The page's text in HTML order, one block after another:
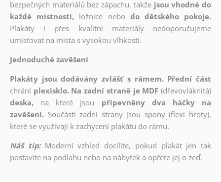
bezpečných materiálů bez zápachu, takže jsou vhodné do
každé místnosti, ložnice nebo do dětského pokoje.
Plakáty i přes kvalitní materiály nedoporučujeme
umisťovat na místa s vysokou vlhkostí.
Jednoduché zavěšení
Plakáty jsou dodávány zvlášť s rámem. Přední část
chrání plexisklo. Na zadní straně je MDF (dřevovláknitá)
deska,
na které jsou
připevněny dva háčky na
zavěšení. Součástí zadní strany jsou spony (flexi hroty),
které se využívají k zachycení plakátu do rámu.
Náš tip: Moderní vzhled docílíte, pokud plakát jen tak
postavíte na podlahu nebo na nábytek a opřete jej o zeď.